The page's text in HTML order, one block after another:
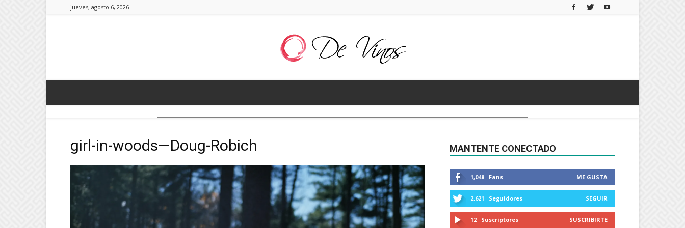
jueves, agosto 6, 2026
Vinos
girl-in-woods—Doug-Robich MANTENTE CONECTADO
1,048 Fans ME GUSTA
2,621 Seguidores SEGUIR
12 Suscriptores SUSCRIBIRTE